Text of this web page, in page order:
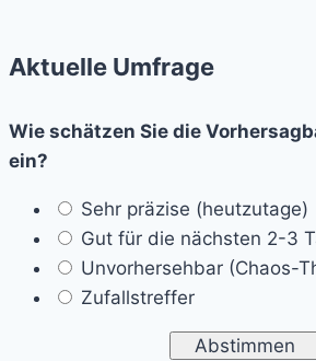
Aktuelle Umfrage
Wie schätzen Sie die
ein?
Sehr präzise (heutzutage)
Gut für die nächsten 2-3
Unvorhersehbar (Chaos-
Zufallstreffer